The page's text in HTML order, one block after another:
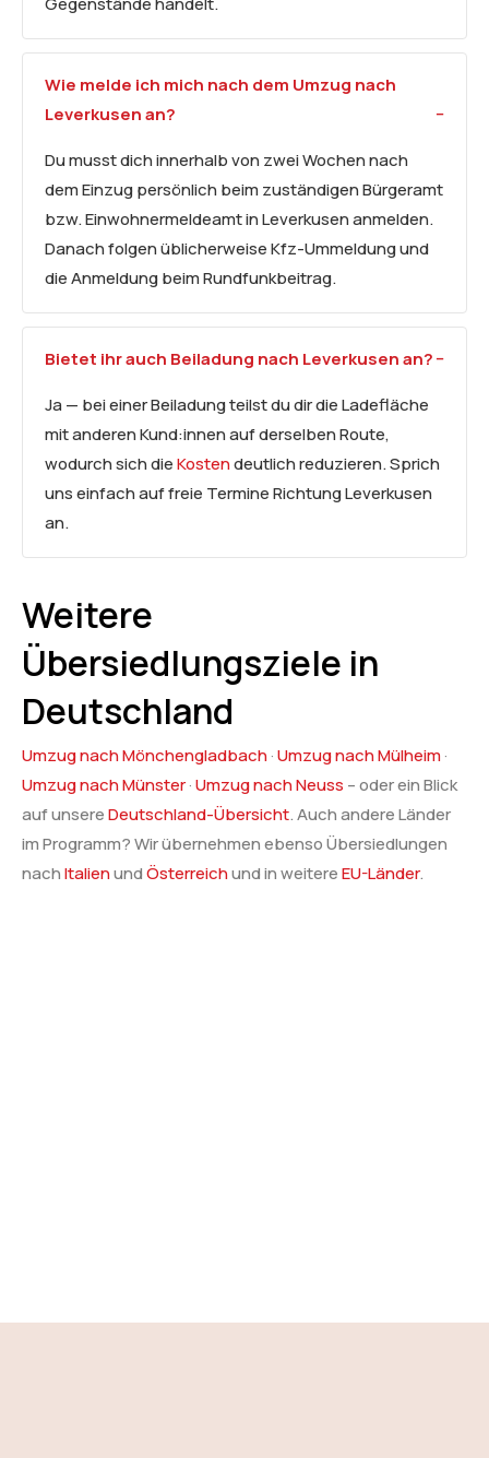
Wie melde ich mich nach dem Umzug nach
Leverkusen an?
Du musst dich innerhalb von zwei Wochen nach
dem Einzug persönlich beim zuständigen Bürgeramt
bzw. Einwohnermeldeamt in Leverkusen anmelden.
Danach folgen üblicherweise Kfz-Ummeldung und
die Anmeldung beim Rundfunkbeitrag.
Bietet ihr auch Beiladung nach Leverkusen an?
Ja — bei einer Beiladung teilst du dir die Ladefläche
mit anderen Kund:innen auf derselben Route,
wodurch sich dieKostendeutlich reduzieren. Sprich
uns einfach auf freie Termine Richtung Leverkusen
an.
Weitere
Übersiedlungsziele in
Deutschland
Umzug nach Mönchengladbach·Umzug nach Mülheim·
Umzug nach Münster·Umzug nach Neuss – oder ein Blick
auf unsereDeutschland-Übersicht. Auch andere Länder
im Programm? Wir übernehmen ebenso Übersiedlungen
nachItalienundÖsterreichund in weitereEU-Länder.